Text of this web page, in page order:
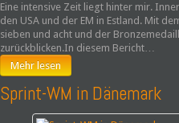
Eine intensive Zeit liegt hinter mir.
den USA und der EM in Estland. Mit
sieben und acht und der
zurückblicken.In diesem Bericht…
Mehr lesen
Sprint-WM in Dänemark